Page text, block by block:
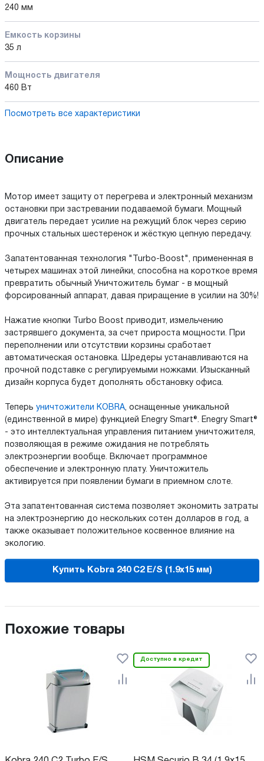
240 мм
Емкость корзины
35 л
Мощность двигателя
460 Вт
Посмотреть все характеристики
Описание
Мотор имеет защиту от перегрева и электронный механизм
остановки при застревании подаваемой бумаги. Мощный
двигатель передает усилие на режущий блок через серию
прочных стальных шестеренок и жёсткую цепную передачу.
Запатентованная технология "Turbo-Boost", примененная в
четырех машинах этой линейки, способна на короткое время
превратить обычный Уничтожитель бумаг - в мощный
форсированный аппарат, давая приращение в усилии на 30%!
Нажатие кнопки Turbo Boost приводит, измельчению
застрявшего документа, за счет прироста мощности. При
переполнении или отсутствии корзины сработает
автоматическая остановка. Шредеры устанавливаются на
прочной подставке с регулируемыми ножками. Изысканный
дизайн корпуса будет дополнять обстановку офиса.
Теперь уничтожители KOBRA, оснащенные уникальной
(единственной в мире) функцией Enegry Smart®. Enegry Smart®
- это интеллектуальная управления питанием уничтожителя,
позволяющая в режиме ожидания не потреблять
электроэнергии вообще. Включает программное
обеспечение и электронную плату. Уничтожитель
активируется при появлении бумаги в приемном слоте.
Эта запатентованная система позволяет экономить затраты
на электроэнергию до нескольких сотен долларов в год, а
также оказывает положительное косвенное влияние на
экологию.
Купить Kobra 240 C2 E/S (1.9x15 мм)
Похожие товары
Доступно в кредит